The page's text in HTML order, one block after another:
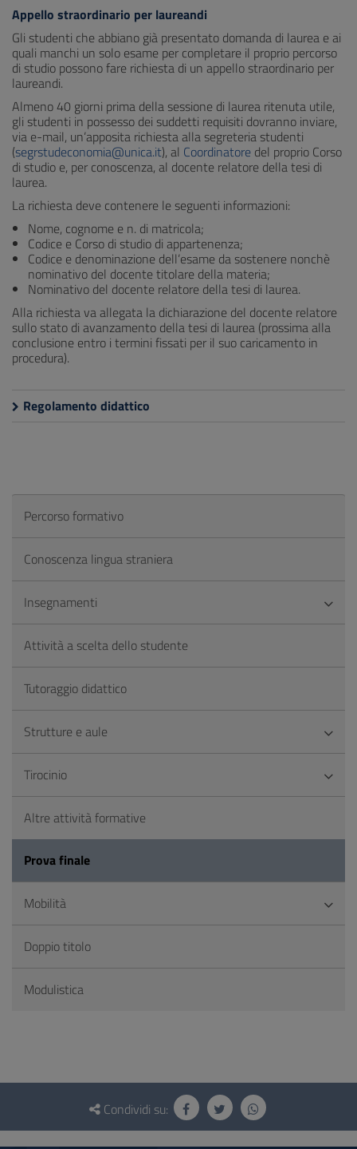
Appello straordinario per laureandi
Gli studenti che abbiano già presentato domanda di laurea e ai
quali manchi un solo esame per completare il proprio percorso
di studio possono fare richiesta di un appello straordinario per
laureandi.
Almeno 40 giorni prima della sessione di laurea ritenuta utile,
gli studenti in possesso dei suddetti requisiti dovranno inviare,
via e-mail, un’apposita richiesta alla segreteria studenti
(segrstudeconomia@unica.it), al Coordinatore del proprio Corso
di studio e, per conoscenza, al docente relatore della tesi di
laurea.
La richiesta deve contenere le seguenti informazioni:
Nome, cognome e n. di matricola;
Codice e Corso di studio di appartenenza;
Codice e denominazione dell’esame da sostenere nonchè
nominativo del docente titolare della materia;
Nominativo del docente relatore della tesi di laurea.
Alla richiesta va allegata la dichiarazione del docente relatore
sullo stato di avanzamento della tesi di laurea (prossima alla
conclusione entro i termini fissati per il suo caricamento in
procedura).
Regolamento didattico
Percorso formativo
Conoscenza lingua straniera
Insegnamenti
Attività a scelta dello studente
Tutoraggio didattico
Strutture e aule
Tirocinio
Altre attività formative
Prova finale
Mobilità
Doppio titolo
Modulistica
Questionario
social
Condividi su: